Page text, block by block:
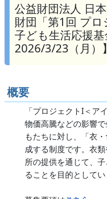
公益財団法人 日
財団「第1回 プ
子ども生活応援基
2026/3/23（月）】
概要
「プロジェクトI＜ア
物価高騰などの影響
もたちに対し、「衣
成する制度です。衣
所の提供を通じて、
ることを目的としてい